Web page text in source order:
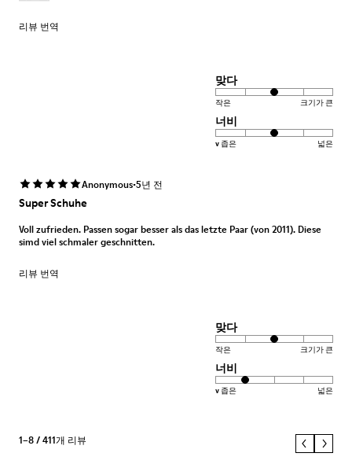
리뷰 번역
맞다
작은 크기가 큰
너비
v 좁은 넓은
Anonymous·5년 전
Super Schuhe
Voll zufrieden. Passen sogar besser als das letzte Paar (von 2011). Diese
simd viel schmaler geschnitten.
리뷰 번역
맞다
작은 크기가 큰
너비
v 좁은 넓은
1–8 / 411개 리뷰